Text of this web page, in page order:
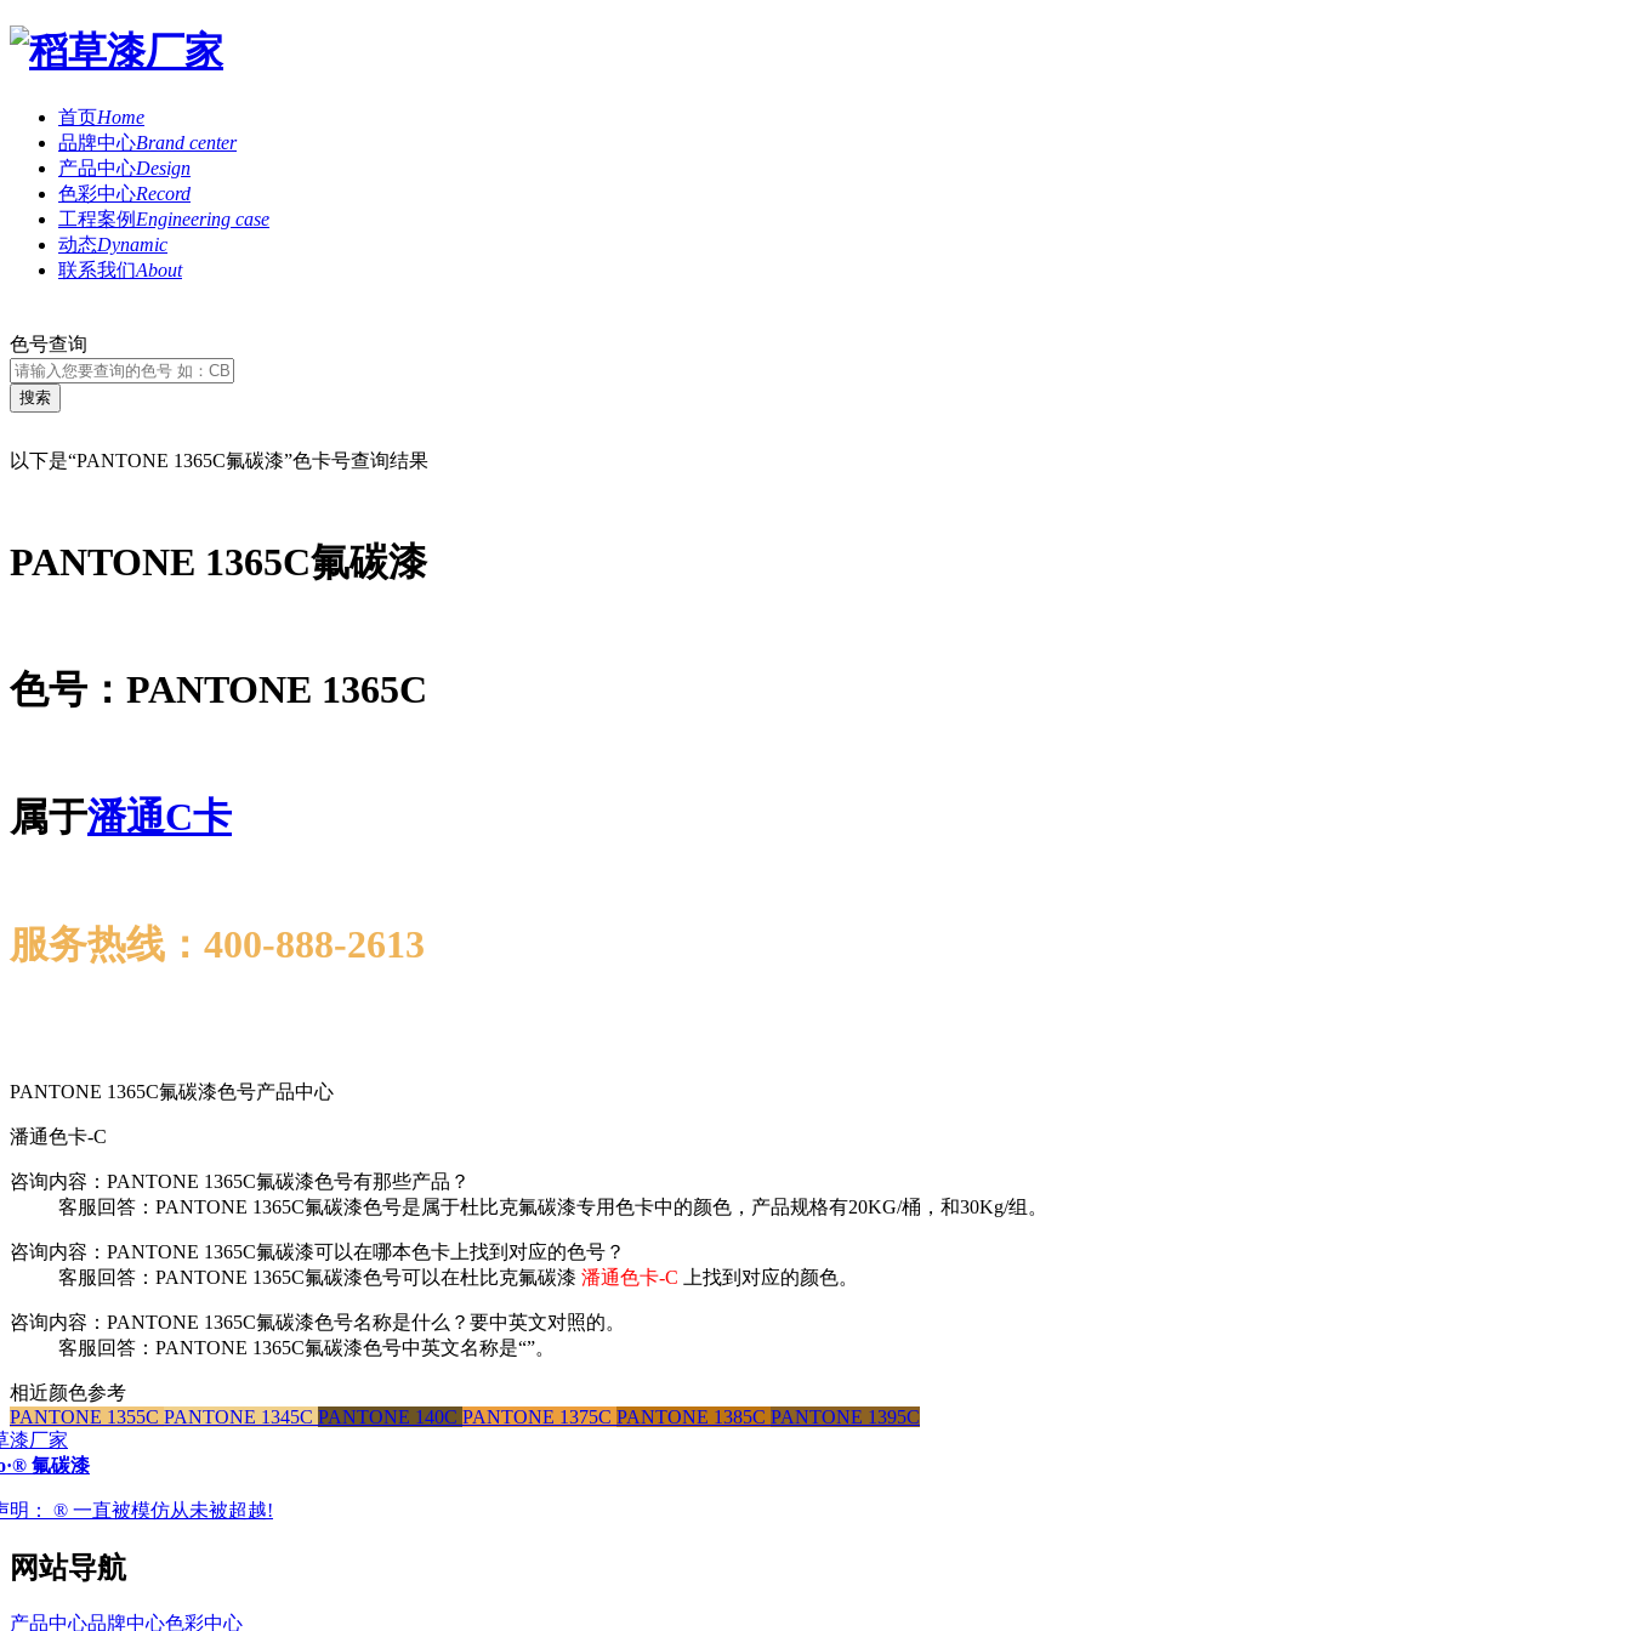
首页Home
品牌中心Brand center
产品中心Design
色彩中心Record
工程案例 Engineering case
动态Dynamic
联系我们About
色号查询
以下是“PANTONE 1365C氟碳漆”色卡号查询结果
PANTONE 1365C氟碳漆
色号：PANTONE 1365C
属于潘通C卡
服务热线：400-888-2613
PANTONE 1365C氟碳漆色号产品中心
潘通色卡-C
咨询内容：PANTONE 1365C氟碳漆色号有那些产品？
客服回答：PANTONE 1365C氟碳漆色号是属于杜比克氟碳漆专用色卡中的颜色，产品规格有20KG/桶，和30Kg/组。
咨询内容：PANTONE 1365C氟碳漆可以在哪本色卡上找到对应的色号？
客服回答：PANTONE 1365C氟碳漆色号可以在杜比克氟碳漆 潘通色卡-C 上找到对应的颜色。
咨询内容：PANTONE 1365C氟碳漆色号名称是什么？要中英文对照的。
客服回答：PANTONE 1365C氟碳漆色号中英文名称是“”。
相近颜色参考
PANTONE 1355C PANTONE 1345C PANTONE 140C PANTONE 1375C PANTONE 1385C PANTONE 1395C
氟碳漆
明： ® 一直被模仿从未被超越!
网站导航
产品中心品牌中心色彩中心